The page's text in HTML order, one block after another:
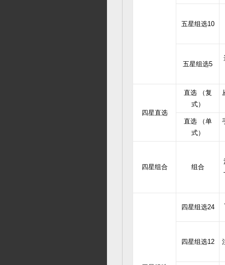
五星组选10
五星组选5
四星直选
直选 （复
式）
直选 （单
式）
四星组合 组合
四星组选24
四星组选12